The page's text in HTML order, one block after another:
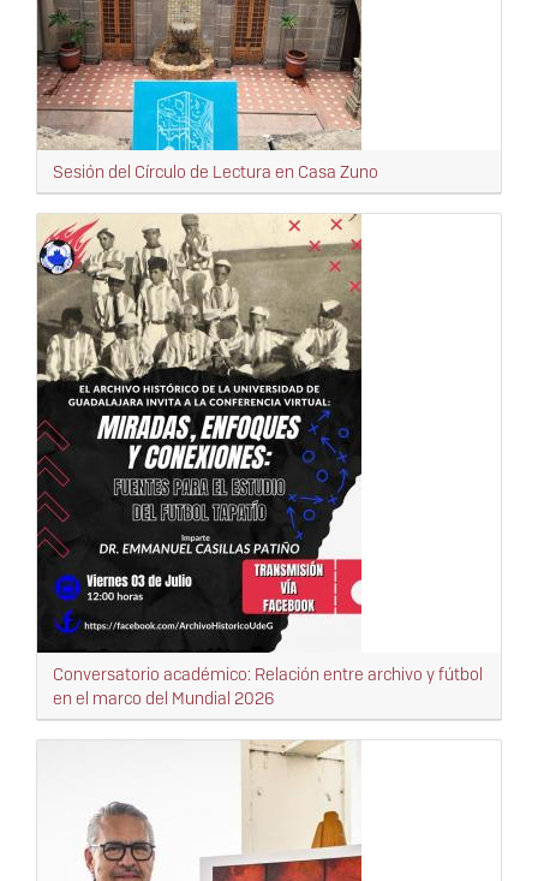
Sesión del Círculo de Lectura en Casa Zuno
Conversatorio académico: Relación entre archivo y fútbol
en el marco del Mundial 2026